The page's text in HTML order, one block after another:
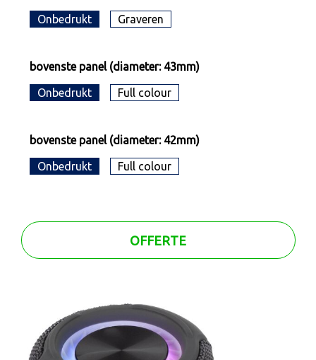
Onbedrukt Graveren
bovenste panel (diameter: 43mm)
Onbedrukt Full colour
bovenste panel (diameter: 42mm)
Onbedrukt Full colour
OFFERTE